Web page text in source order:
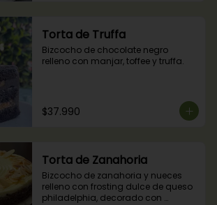
Torta de Truffa
Bizcocho de chocolate negro
relleno con manjar, toffee y truffa.
$37.990
Torta de Zanahoria
Bizcocho de zanahoria y nueces
relleno con frosting dulce de queso
philadelphia, decorado con